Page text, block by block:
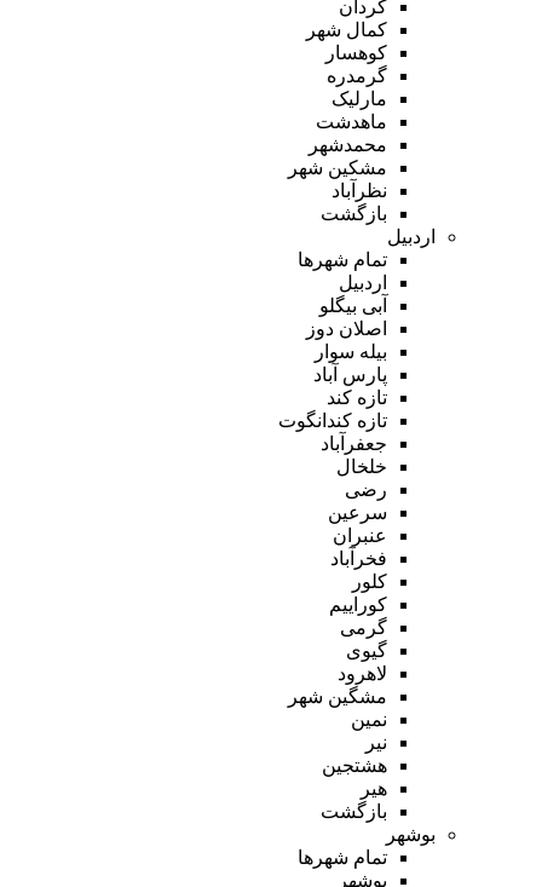
کردان
کمال شهر
کوهسار
گرمدره
مارلیک
ماهدشت
محمدشهر
مشکین شهر
نظرآباد
بازگشت
اردبیل
تمام شهر‌ها
اردبیل
آبی بیگلو
اصلان دوز
بیله سوار
پارس آباد
تازه کند
تازه کندانگوت
جعفرآباد
خلخال
رضی
سرعین
عنبران
فخرآباد
کلور
کوراییم
گرمی
گیوی
لاهرود
مشگین شهر
نمین
نیر
هشتجین
هیر
بازگشت
بوشهر
تمام شهر‌ها
بوشهر